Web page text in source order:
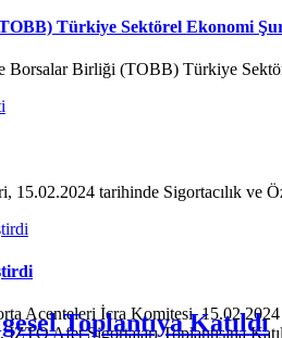
Türkiye Sektörel Ekonomi
Borsalar Birliği (TOBB) Türkiye
15.02.2024 tarihinde Sigortacılık ve
Acenteleri İcra Komitesi,
Toplantıya Katıldı